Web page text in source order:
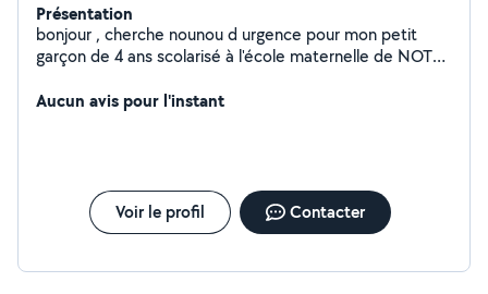
Présentation
bonjour , cherche nounou d urgence pour mon petit
garçon de 4 ans scolarisé à l'école maternelle de NOTRE
vacances scolaires . cherche nounou sur danjoutin ou
Aucun avis pour l'instant
Voir le profil Contacter